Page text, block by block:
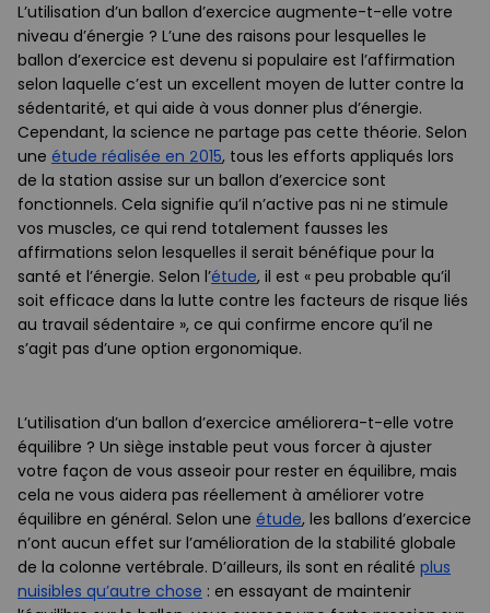
L’utilisation d’un ballon d’exercice augmente-t-elle votre
niveau d’énergie ? L’une des raisons pour lesquelles le
ballon d’exercice est devenu si populaire est l’affirmation
selon laquelle c’est un excellent moyen de lutter contre la
sédentarité, et qui aide à vous donner plus d’énergie.
Cependant, la science ne partage pas cette théorie. Selon
une étude réalisée en 2015, tous les efforts appliqués lors
de la station assise sur un ballon d’exercice sont
fonctionnels. Cela signifie qu’il n’active pas ni ne stimule
vos muscles, ce qui rend totalement fausses les
affirmations selon lesquelles il serait bénéfique pour la
santé et l’énergie. Selon l’étude, il est « peu probable qu’il
soit efficace dans la lutte contre les facteurs de risque liés
au travail sédentaire », ce qui confirme encore qu’il ne
s’agit pas d’une option ergonomique.
L’utilisation d’un ballon d’exercice améliorera-t-elle votre
équilibre ? Un siège instable peut vous forcer à ajuster
votre façon de vous asseoir pour rester en équilibre, mais
cela ne vous aidera pas réellement à améliorer votre
équilibre en général. Selon une étude, les ballons d’exercice
n’ont aucun effet sur l’amélioration de la stabilité globale
de la colonne vertébrale. D’ailleurs, ils sont en réalité plus
nuisibles qu’autre chose : en essayant de maintenir